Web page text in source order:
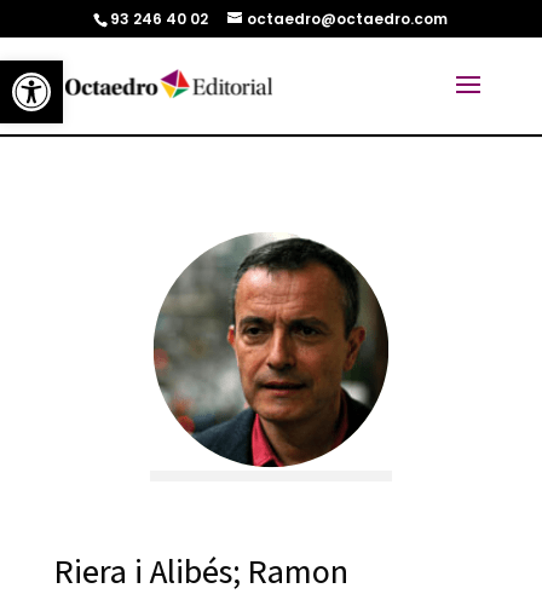
Abrir barra de herramientas
93 246 40 02 octaedro@octaedro.com
Riera i Alibés; Ramon